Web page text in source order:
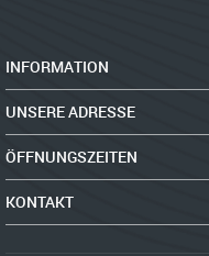
INFORMATION
UNSERE ADRESSE
ÖFFNUNGSZEITEN
KONTAKT